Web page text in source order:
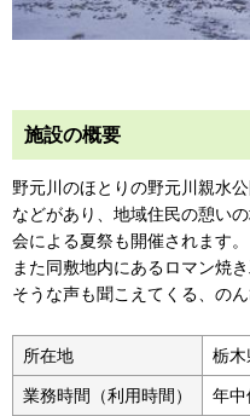
施設の概要
野元川のほとりの野元川親水
などがあり、地域住民の憩い
会による夏祭も開催されます。
また同敷地内にあるロマン焼
そうな声も聞こえてくる、の
所在地 栃木
業務時間（利用時間） 年中